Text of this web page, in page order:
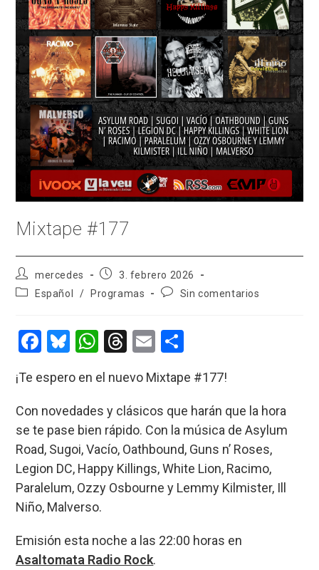
Mixtape #177
Autor
de
la
mercedes
Publicación
la
3. febrero 2026
Categoría
entrada:
Español / Programas
Comentarios
entrada:
Sin comentarios
F
ce
b
o
o
k
Bl
es
ky
W
at
s
A
p
p
T
e
a
d
s
E
ail m
p
ar
tir
¡Te espero en el nuevo Mixtape #177!
Con novedades y clásicos que harán que la hora
se te pase bien rápido. Con la música de Asylum
Road, Sugoi, Vacío, Oathbound, Guns n’ Roses,
Legion DC, Happy Killings, White Lion, Racimo,
Paralelum, Ozzy Osbourne y Lemmy Kilmister, Ill
Niño, Malverso.
Emisión esta noche a las 22:00 horas en
Asaltomata Radio Rock.